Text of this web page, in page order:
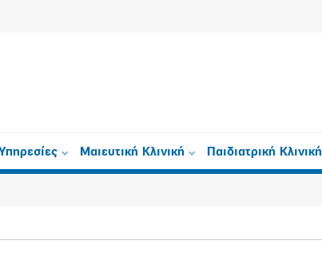
Υπηρεσίες Μαιευτική Κλινική Παιδιατρική Κλινική